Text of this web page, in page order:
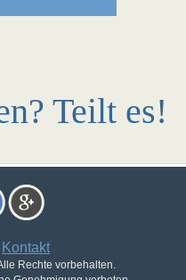
Teilt es!
Kontakt
Rechte vorbehalten.